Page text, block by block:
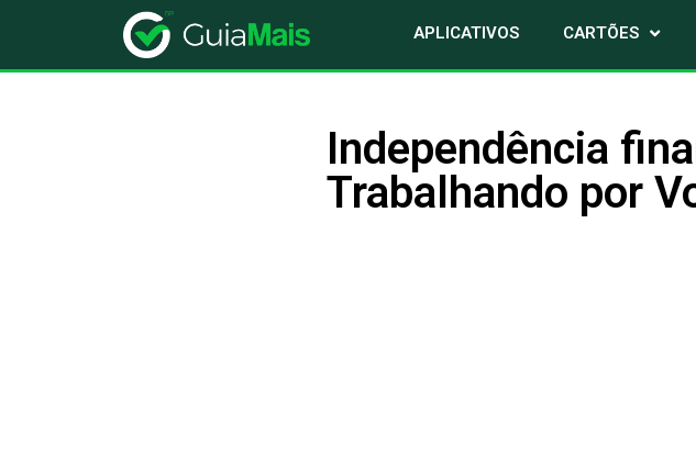
APLICATIVOS CARTÕES
Independência
Trabalhando por